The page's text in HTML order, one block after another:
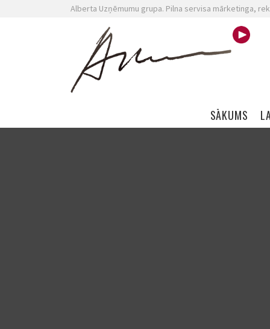
Alberta Uzņēmumu grupa. Pilna servisa mārketinga,
Skip navigation
SĀKUMS